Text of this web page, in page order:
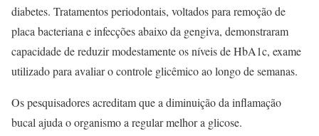
diabetes. Tratamentos periodontais, voltados para remoção de
placa bacteriana e infecções abaixo da gengiva, demonstraram
capacidade de reduzir modestamente os níveis de HbA1c, exame
utilizado para avaliar o controle glicêmico ao longo de semanas.
Os pesquisadores acreditam que a diminuição da inflamação
bucal ajuda o organismo a regular melhor a glicose.